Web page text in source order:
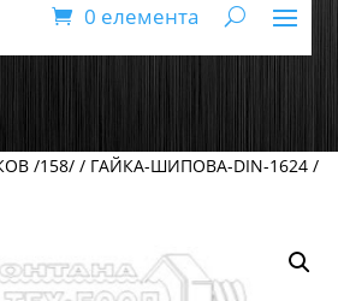
0 елемента
/158/ / ГАЙКА-ШИПОВА-DIN-1624 /